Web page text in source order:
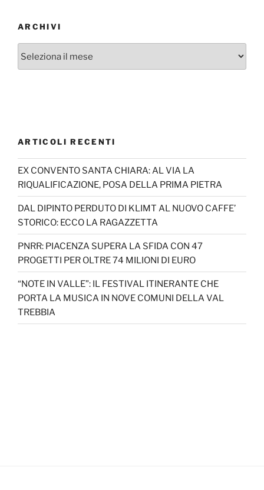
ARCHIVI
ARTICOLI RECENTI
EX CONVENTO SANTA CHIARA: AL VIA LA
RIQUALIFICAZIONE, POSA DELLA PRIMA PIETRA
DAL DIPINTO PERDUTO DI KLIMT AL NUOVO CAFFE’
STORICO: ECCO LA RAGAZZETTA
PNRR: PIACENZA SUPERA LA SFIDA CON 47
PROGETTI PER OLTRE 74 MILIONI DI EURO
“NOTE IN VALLE”: IL FESTIVAL ITINERANTE CHE
PORTA LA MUSICA IN NOVE COMUNI DELLA VAL
TREBBIA